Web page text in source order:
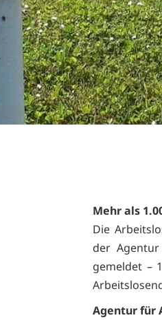
Mehr als
Die
der
gemeldet –
Agentur für